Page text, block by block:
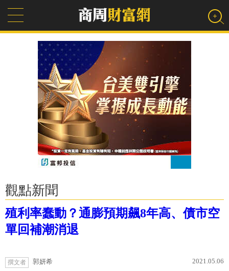
觀點新聞
殖利率蠢動？通膨預期飆8年高、債市空
單回補潮消退
撰文者 郭妍希 2021.05.06